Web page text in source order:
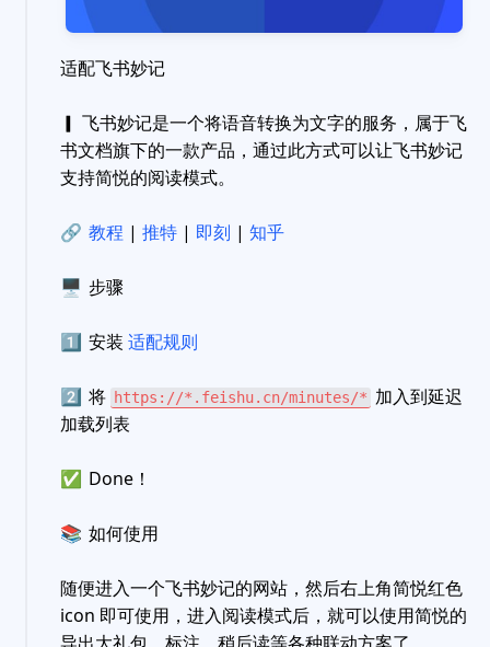
适配飞书妙记
▎ 飞书妙记是一个将语音转换为文字的服务，属于飞
书文档旗下的一款产品，通过此方式可以让飞书妙记
支持简悦的阅读模式。
🔗 教程 | 推特 | 即刻 | 知乎
🖥 步骤
1️⃣ 安装 适配规则
2️⃣ 将 https://*.feishu.cn/minutes/* 加入到延迟
加载列表
✅ Done！
📚 如何使用
随便进入一个飞书妙记的网站，然后右上角简悦红色
icon 即可使用，进入阅读模式后，就可以使用简悦的